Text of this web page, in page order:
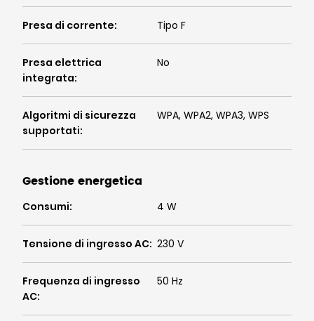
Presa di corrente: Tipo F
Presa elettrica
integrata:
No
Algoritmi di sicurezza
supportati:
WPA, WPA2, WPA3, WPS
Gestione energetica
Consumi: 4 W
Tensione di ingresso AC: 230 V
Frequenza di ingresso
AC:
50 Hz